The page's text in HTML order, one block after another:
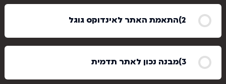
התאמת האתר לאינדוקס גוגל
מבנה נכון לאתר תדמית